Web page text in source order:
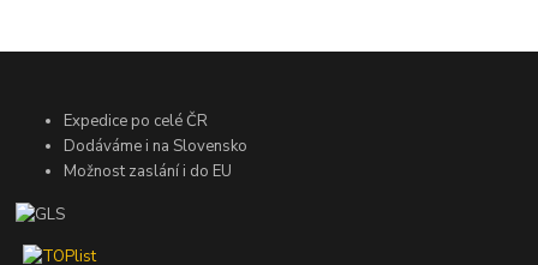
Expedice po celé ČR
Dodáváme i na Slovensko
Možnost zaslání i do EU